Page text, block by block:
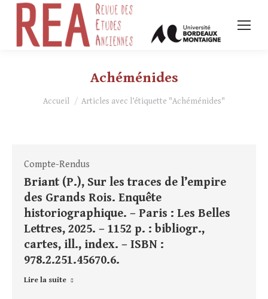
Achéménides
Vous êtes ici :
Accueil Articles avec l’étiquette "Achéménides"
Compte-Rendus
Briant (P.), Sur les traces de l’empire
des Grands Rois. Enquête
historiographique. – Paris : Les Belles
Lettres, 2025. – 1152 p. : bibliogr.,
cartes, ill., index. – ISBN :
978.2.251.45670.6.
Lire la suite